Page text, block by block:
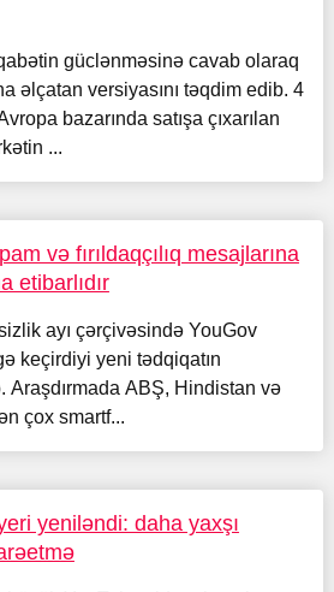
güclənməsinə cavab olaraq
əlçatan versiyasını təqdim edib. 4
bazarında satışa çıxarılan
...
və fırıldaqçılıq mesajlarına
etibarlıdır
ayı çərçivəsində YouGov
keçirdiyi yeni tədqiqatın
Araşdırmada ABŞ, Hindistan və
çox smartf...
yeniləndi: daha yaxşı